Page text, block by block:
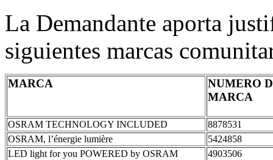
La Demandante aporta
siguientes marcas
MARCA
NUMERO
MARCA
OSRAM TECHNOLOGY INCLUDED
8878531
OSRAM, l’énergie lumière
5424858
LED light for you POWERED by OSRAM
4903506